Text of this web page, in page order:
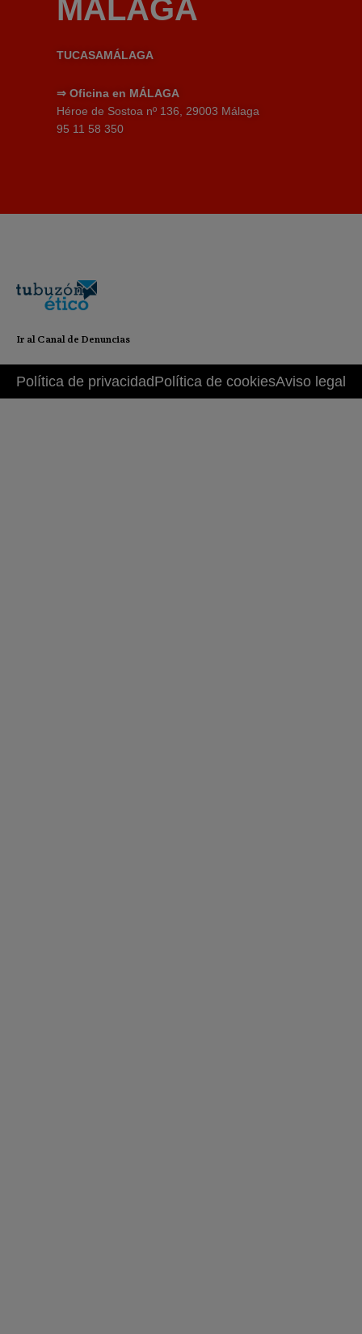
MÁLAGA
TUCASAMÁLAGA
⇒ Oficina en MÁLAGA
Héroe de Sostoa nº 136, 29003 Málaga
95 11 58 350
Ir al Canal de Denuncias
Política de privacidadPolítica de cookiesAviso legal